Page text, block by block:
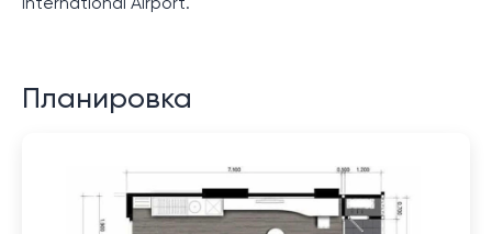
International Airport.
Планировка